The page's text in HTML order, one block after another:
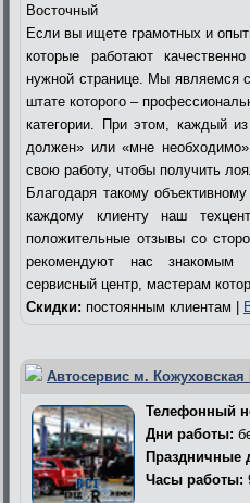
Восточный
Если вы ищете грамотных и
которые работают
нужной странице. Мы являемся
штате которого –
категории. При этом, каждый
должен» или «мне
свою работу, чтобы получить
Благодаря такому
каждому клиенту наш
положительные отзывы со
рекомендуют нас знакомым
сервисный центр, мастерам
Скидки: постоянным клиентам |
Автосервис м. Кожуховская
Телефонный
Дни работы:
Праздничные
Часы работы: